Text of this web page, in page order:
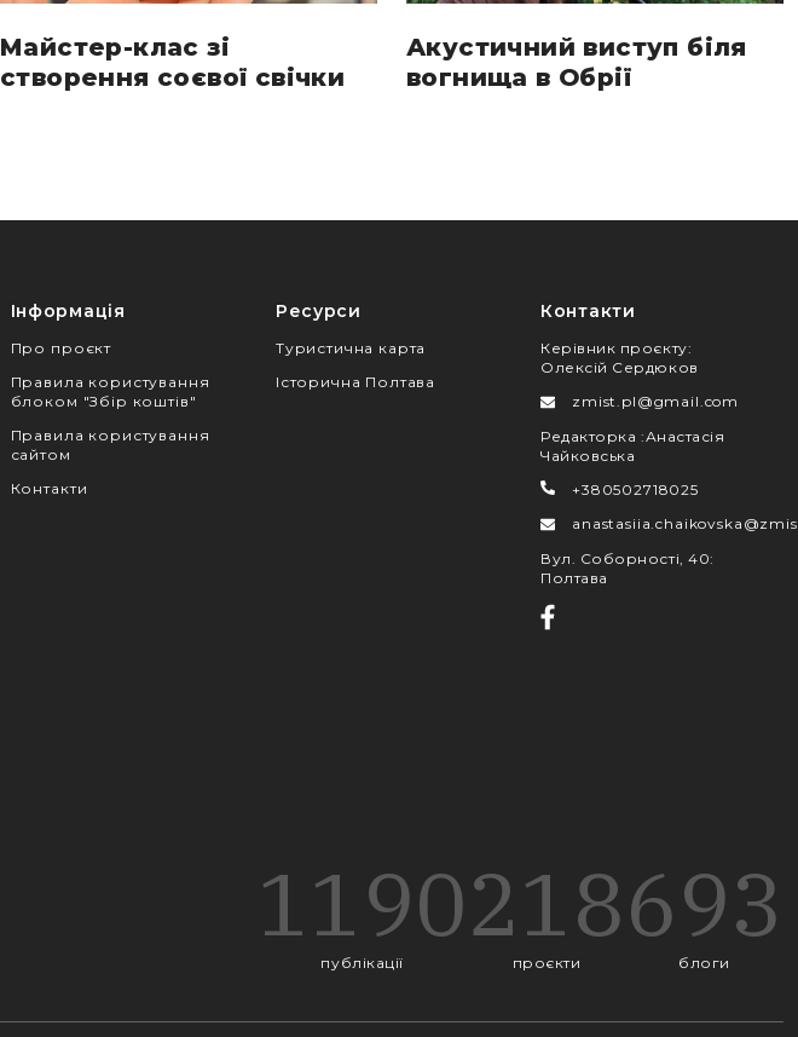
Майстер-клас зі
створення соєвої свічки
Акустичний виступ біля
вогнища в Обрії
Інформація
Про проєкт
Правила користування
блоком "Збір коштів"
Правила користування
сайтом
Контакти
Ресурси
Туристична карта
Історична Полтава
Контакти
Керівник проєкту:
Олексій Сердюков
zmist.pl@gmail.com
Редакторка :Анастасія
Чайковська
+380502718025
Вул. Соборності, 40:
Полтава
1190
публікації
218
проєкти
693
блоги